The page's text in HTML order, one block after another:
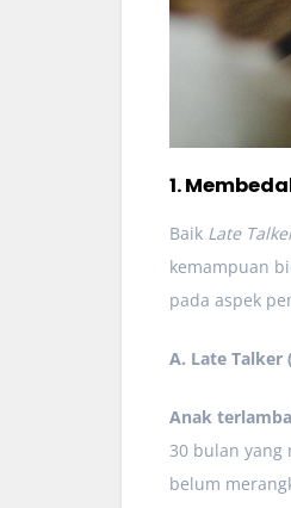
1.
Baik Late
kemampuan
pada aspek
A. Late Talker
Anak
30 bulan yang
belum